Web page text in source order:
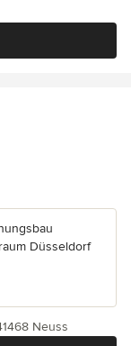
Düsseldorf
Neuss